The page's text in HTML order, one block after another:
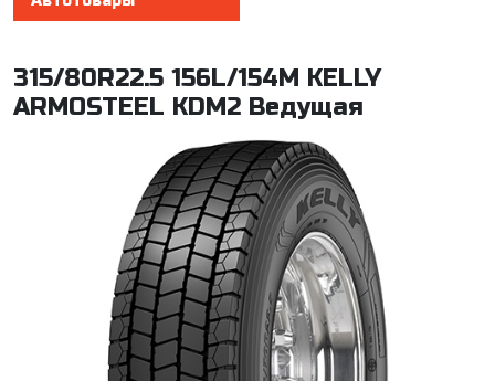
315/80R22.5 156L/154M KELLY
ARMOSTEEL KDM2 Ведущая